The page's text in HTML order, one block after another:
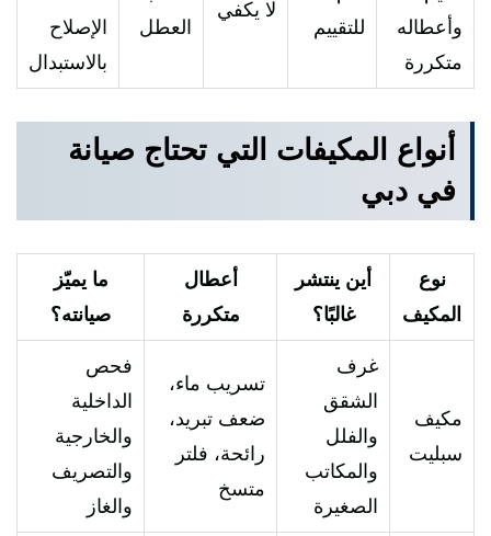
وأعطاله
متكررة
للتقييم
لا يكفي
العطل
الإصلاح
بالاستبدال
أنواع المكيفات التي تحتاج صيانة
في دبي
نوع
المكيف
أين ينتشر
غالبًا؟
أعطال
متكررة
ما يميّز
صيانته؟
مكيف
سبليت
غرف
الشقق
والفلل
والمكاتب
الصغيرة
تسريب ماء،
ضعف تبريد،
رائحة، فلتر
متسخ
فحص
الداخلية
والخارجية
والتصريف
والغاز